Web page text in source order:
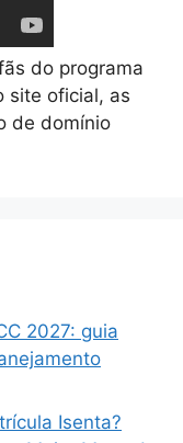
do programa
site oficial, as
de domínio
2027: guia
Isenta?